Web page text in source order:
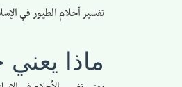
تفسير أحلام الطيور في
ماذا